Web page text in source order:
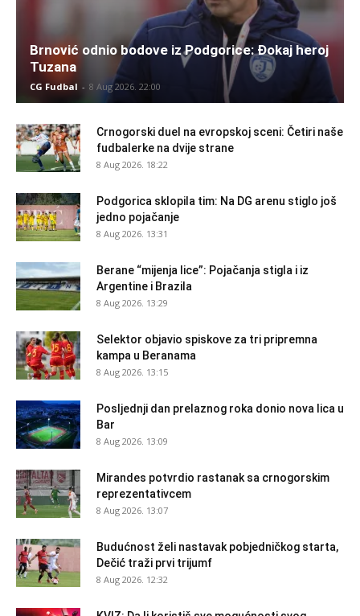
Brnović odnio bodove iz Podgorice: Đokaj heroj
Tuzana
CG Fudbal - 8 Aug 2026. 22:00
Crnogorski duel na evropskoj sceni: Četiri naše
fudbalerke na dvije strane
8 Aug 2026. 18:22
Podgorica sklopila tim: Na DG arenu stiglo još
jedno pojačanje
8 Aug 2026. 13:31
Berane “mijenja lice”: Pojačanja stigla i iz
Argentine i Brazila
8 Aug 2026. 13:29
Selektor objavio spiskove za tri pripremna
kampa u Beranama
8 Aug 2026. 13:15
Posljednji dan prelaznog roka donio nova lica u
Bar
8 Aug 2026. 13:09
Mirandes potvrdio rastanak sa crnogorskim
reprezentativcem
8 Aug 2026. 13:07
Budućnost želi nastavak pobjedničkog starta,
Dečić traži prvi trijumf
8 Aug 2026. 12:32